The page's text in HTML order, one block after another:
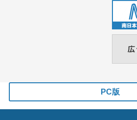
PC版